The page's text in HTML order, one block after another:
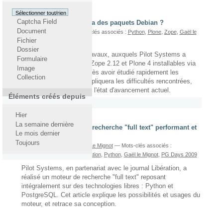
Sélectionner tout/rien
Captcha Field
Document
Fichier
Dossier
Formulaire
Image
Collection
Éléments créés depuis
Hier
La semaine dernière
Le mois dernier
Toujours
Zope 2.12 et Plone 4 via des paquets Debian ?
ParGaël Le Mignot — Mots-clés associés : Python, Plone, Zope, Gaël le
Mignot
Cet article évoque les travaux, auxquels Pilot Systems a
participé, visant à avoir Zope 2.12 et Plone 4 installables via
des paquets Debian. Après avoir étudié rapidement les
besoins à adresser, il expliquera les difficultés rencontrées,
les solutions retenues et l'état d'avancement actuel.
SeSQL - un moteur de recherche "full text" performant et
puissant
écrit le 16/03/2011 Gaël Le Mignot — Mots-clés associés :
Moteur d'indexation, Python, Gaël le Mignot, PG Days 2009
Pilot Systems, en partenariat avec le journal Libération, a
réalisé un moteur de recherche "full text" reposant
intégralement sur des technologies libres : Python et
PostgreSQL. Cet article explique les possibilités et usages du
moteur, et retrace sa conception.